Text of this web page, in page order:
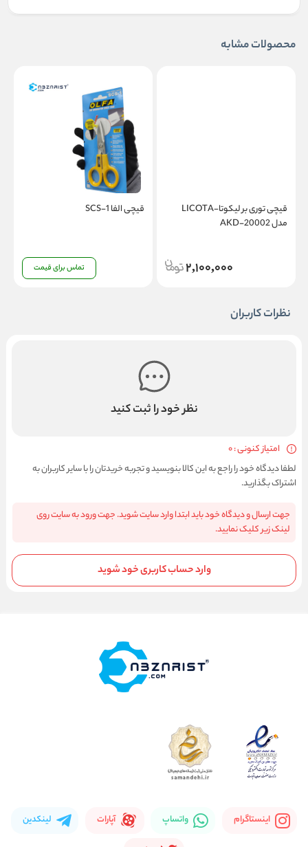
محصولات مشابه
قیچی توری بر لیکوتا-LICOTA
مدل AKD-20002
2,100,000
قیچی الفا SCS-1
تماس برای قیمت
نظرات کاربران
نظر خود را ثبت کنید
امتیاز کنونی : 0
لطفا دیدگاه خود را راجع به این کالا بنویسید و تجربه خریدتان را با سایر کاربران به
اشتراک بگذارید.
جهت ارسال و دیدگاه خود باید ابتدا وارد سایت شوید. جهت ورود به سایت روی
لینک زیر کلیک نمایید.
وارد حساب کاربری خود شوید
اینستاگرام واتساپ آپارات لینکدین